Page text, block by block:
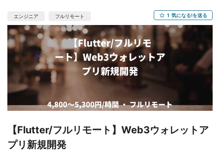
エンジニア フルリモート 1 気になる!を送る
【Flutter/フルリモート】Web3ウォレットア
プリ新規開発